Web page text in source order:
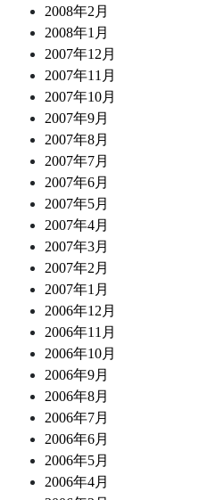
2008年2月
2008年1月
2007年12月
2007年11月
2007年10月
2007年9月
2007年8月
2007年7月
2007年6月
2007年5月
2007年4月
2007年3月
2007年2月
2007年1月
2006年12月
2006年11月
2006年10月
2006年9月
2006年8月
2006年7月
2006年6月
2006年5月
2006年4月